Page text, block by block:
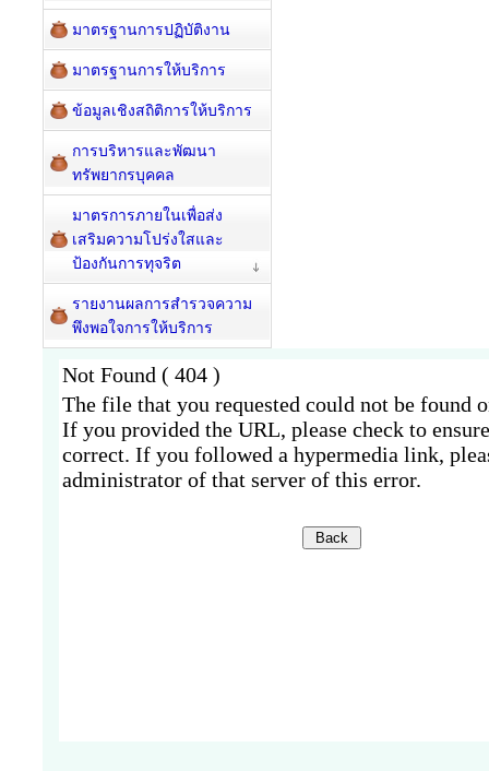
มาตรฐานการปฏิบัติงาน
มาตรฐานการให้บริการ
ข้อมูลเชิงสถิติการให้บริการ
การบริหารและพัฒนา
ทรัพยากรบุคคล
มาตรการภายในเพื่อส่ง
เสริมความโปร่งใสและ
ป้องกันการทุจริต
รายงานผลการสำรวจความ
พึงพอใจการให้บริการ